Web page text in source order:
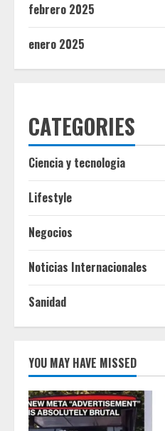
febrero 2025
enero 2025
CATEGORIES
Ciencia y tecnologia
Lifestyle
Negocios
Noticias Internacionales
Sanidad
YOU MAY HAVE MISSED